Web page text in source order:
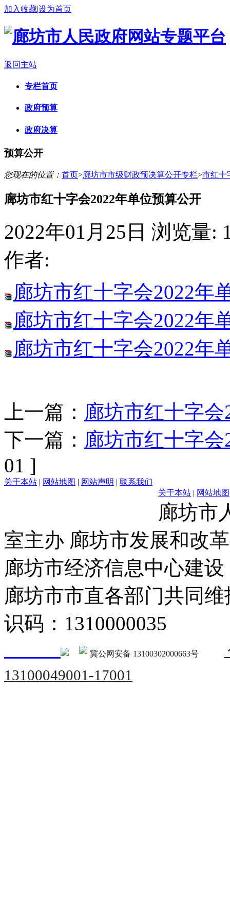
加入收藏|设为首页
返回主站
专栏首页
政府预算
政府决算
预算公开
您现在的位置： 首页>廊坊市市级财政预决算公开专栏>市红十
廊坊市红十字会2022年单位预算公开
2022年01月25日 浏览量:
作者:
廊坊市红十字会2022年
廊坊市红十字会2022年
廊坊市红十字会2022年
上一篇： 廊坊市红十字
下一篇： 廊坊市红十字
01 ]
关于本站 | 网站地图 | 网站声明 | 联系我们
关于本站 | 网站地图
廊坊市
室主办 廊坊市发展和改
廊坊市经济信息中心建设
廊坊市市直各部门共同
识码：1310000035
冀公网安备 13100302000663号
13100049001-17001